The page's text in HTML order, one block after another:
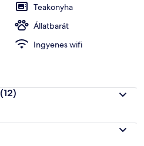
Teakonyha
Állatbarát
Ingyenes wifi
(12)